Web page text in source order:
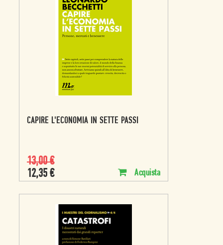
CAPIRE L'ECONOMIA IN SETTE PASSI
13,00€
12,35 € Acquista